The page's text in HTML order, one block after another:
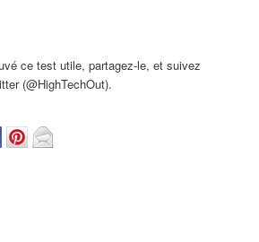
ce test utile, partagez-le, et suivez
(@HighTechOut).